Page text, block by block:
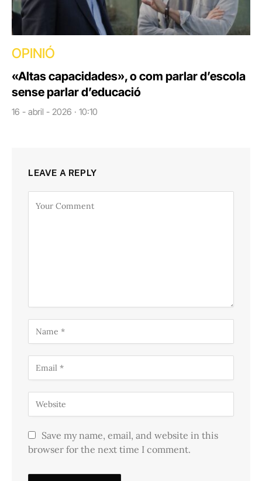
OPINIÓ
«Altas capacidades», o com parlar d’escola
sense parlar d’educació
16 - abril - 2026 · 10:10
LEAVE A REPLY
Save my name, email, and website in this
browser for the next time I comment.